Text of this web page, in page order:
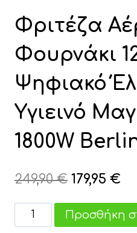
Φριτέζα
Φουρνάκι
Ψηφιακό
Υγιεινό
1800W
249,90€ Original
price
was:
179,95 €
Φριτέζα
Αέρος
Προσθήκη